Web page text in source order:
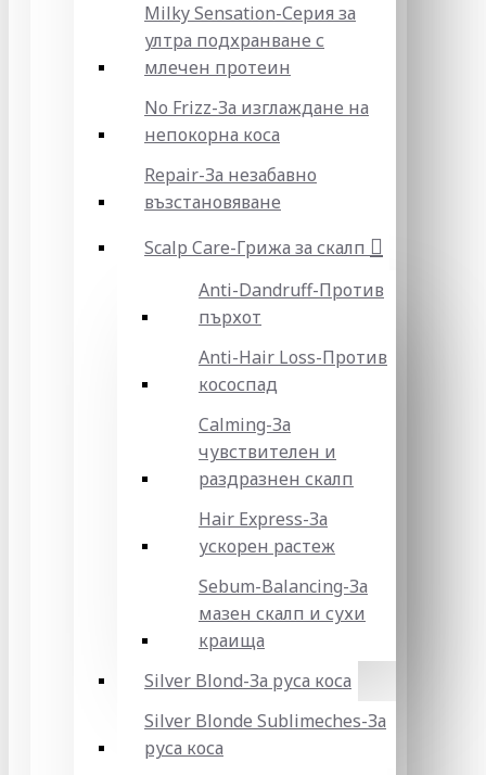
Milky Sensation-Серия за
ултра подхранване с
млечен протеин
No Frizz-За изглаждане на
непокорна коса
Repair-За незабавно
възстановяване
Scalp Care-Грижа за скалп
Anti-Dandruff-Против
пърхот
Anti-Hair Loss-Против
кососпад
Calming-За
чувствителен и
раздразнен скалп
Hair Express-За
ускорен растеж
Sebum-Balancing-За
мазен скалп и сухи
краища
Silver Blond-За руса коса
Silver Blonde Sublіmeches-За
руса коса